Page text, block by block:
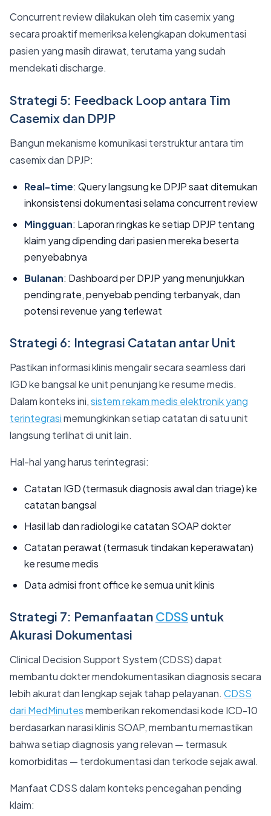
Concurrent review dilakukan oleh tim casemix yang
secara proaktif memeriksa kelengkapan dokumentasi
pasien yang masih dirawat, terutama yang sudah
mendekati discharge.
Strategi 5: Feedback Loop antara Tim
Casemix dan DPJP
Bangun mekanisme komunikasi terstruktur antara tim
casemix dan DPJP:
Real-time: Query langsung ke DPJP saat ditemukan
inkonsistensi dokumentasi selama concurrent review
Mingguan: Laporan ringkas ke setiap DPJP tentang
klaim yang dipending dari pasien mereka beserta
penyebabnya
Bulanan: Dashboard per DPJP yang menunjukkan
pending rate, penyebab pending terbanyak, dan
potensi revenue yang terlewat
Strategi 6: Integrasi Catatan antar Unit
Pastikan informasi klinis mengalir secara seamless dari
IGD ke bangsal ke unit penunjang ke resume medis.
Dalam konteks ini,sistem rekam medis elektronik yang
terintegrasimemungkinkan setiap catatan di satu unit
langsung terlihat di unit lain.
Hal-hal yang harus terintegrasi:
Catatan IGD (termasuk diagnosis awal dan triage) ke
catatan bangsal
Hasil lab dan radiologi ke catatan SOAP dokter
Catatan perawat (termasuk tindakan keperawatan)
ke resume medis
Data admisi front office ke semua unit klinis
Strategi 7: Pemanfaatan CDSS untuk
Akurasi Dokumentasi
Clinical Decision Support System (CDSS) dapat
membantu dokter mendokumentasikan diagnosis secara
lebih akurat dan lengkap sejak tahap pelayanan. CDSS
dari MedMinutesmemberikan rekomendasi kode ICD-10
berdasarkan narasi klinis SOAP, membantu memastikan
bahwa setiap diagnosis yang relevan — termasuk
komorbiditas — terdokumentasi dan terkode sejak awal.
Manfaat CDSS dalam konteks pencegahan pending
klaim: